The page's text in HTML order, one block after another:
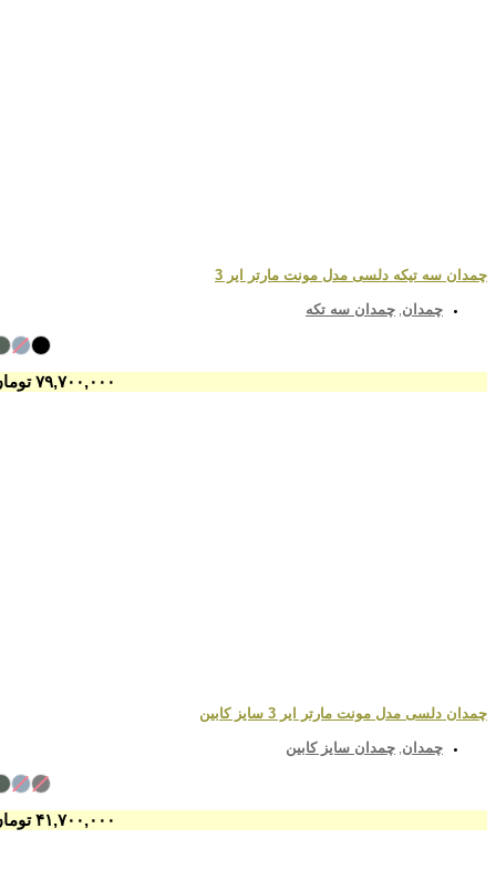
چمدان سه تیکه دلسی مدل مونت مارتر ایر 3
چمدان,چمدان سه تکه
۷۹,۷۰۰,۰۰۰ تومان
چمدان دلسی مدل مونت مارتر ایر 3 سایز کابین
چمدان,چمدان سایز کابین
۴۱,۷۰۰,۰۰۰ تومان